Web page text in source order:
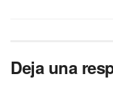
Deja una